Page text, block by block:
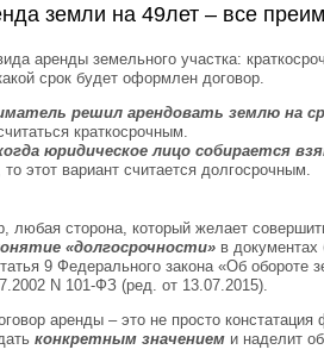
земли на 49лет – все
аренды земельного участка:
срок будет оформлен договор.
решил арендовать землю на
краткосрочным.
юридическое лицо собирается
то этот вариант считается долгосрочным.
любая сторона, который желает
«долгосрочности» в
9 Федерального закона «Об обороте
N 101-ФЗ (ред. от 13.07.2015).
аренды – это не просто
конкретным значением и наделит